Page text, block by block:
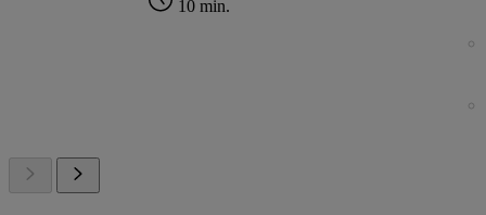
10 min.